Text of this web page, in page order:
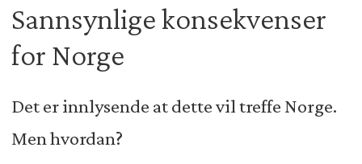
Sannsynlige konsekvenser
for Norge
Det er innlysende at dette vil treffe Norge.
Men hvordan?